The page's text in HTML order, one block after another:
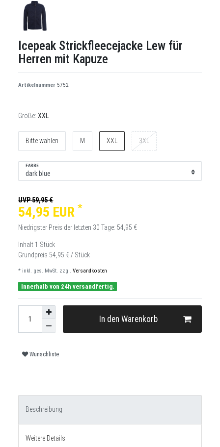
Icepeak Strickfleecejacke Lew für
Herren mit Kapuze
Artikelnummer5752
Größe: XXL
Bitte wählen M XXL 3XL
FARBE
UVP 59,95 €
54,95 EUR *
Niedrigster Preis der letzten 30 Tage: 54,95 €
Inhalt 1 Stück
Grundpreis 54,95 € / Stück
* inkl. ges. MwSt. zzgl. Versandkosten
Innerhalb von 24h versandfertig.
In den Warenkorb
Wunschliste
Beschreibung
Weitere Details